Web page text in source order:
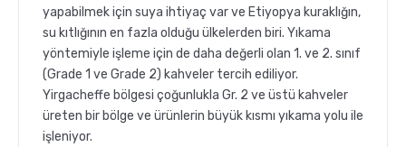
yapabilmek için suya ihtiyaç var ve Etiyopya kuraklığın,
su kıtlığının en fazla olduğu ülkelerden biri. Yıkama
yöntemiyle işleme için de daha değerli olan 1. ve 2. sınıf
(Grade 1 ve Grade 2) kahveler tercih ediliyor.
Yirgacheffe bölgesi çoğunlukla Gr. 2 ve üstü kahveler
üreten bir bölge ve ürünlerin büyük kısmı yıkama yolu ile
işleniyor.